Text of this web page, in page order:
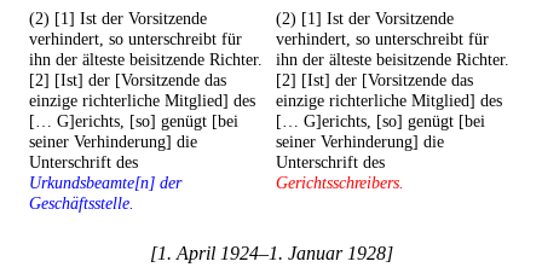
(2) [1] Ist der Vorsitzende
verhindert, so unterschreibt für
ihn der älteste beisitzende Richter.
[2] [Ist] der [Vorsitzende das
einzige richterliche Mitglied] des
[… G]erichts, [so] genügt [bei
seiner Verhinderung] die
Unterschrift des
Urkundsbeamte[n] der
Geschäftsstelle.
(2) [1] Ist der Vorsitzende
verhindert, so unterschreibt für
ihn der älteste beisitzende Richter.
[2] [Ist] der [Vorsitzende das
einzige richterliche Mitglied] des
[… G]erichts, [so] genügt [bei
seiner Verhinderung] die
Unterschrift des
Gerichtsschreibers.
[1. April 1924–1. Januar 1928]